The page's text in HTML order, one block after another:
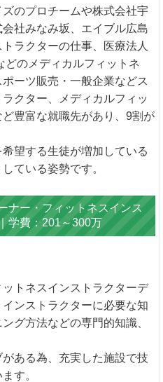
のプロチームや株式会社宇
社みなみ坂、エイブル広島
ラクターの仕事、医療法人
どのメディカルフィットネ
ーツ販売・一般企業などス
クター、メディカルフィッ
豊富な就職先があり、9割が
望する生徒が増加している
ている姿勢です。
ナー・フィットネスインス
学費：201～300万
トネスインストラクターデ
ンストラクターに必要な知
グ方法などの専門的知識、
ある為、充実した施設で技
す。